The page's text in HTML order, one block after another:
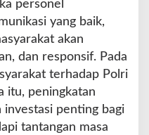
personel
yang baik,
akan
dan responsif. Pada
terhadap Polri
itu, peningkatan
investasi penting bagi
tantangan masa